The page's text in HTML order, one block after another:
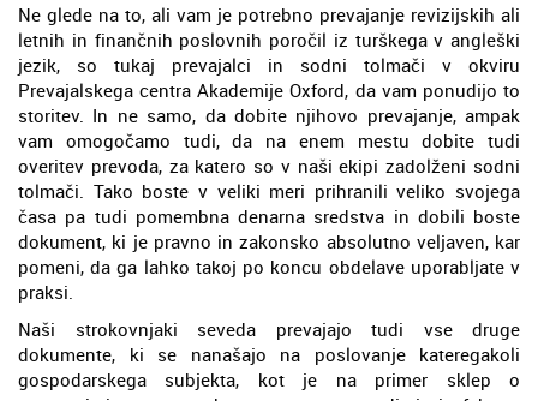
Ne glede na to, ali vam je potrebno prevajanje revizijskih ali
letnih in finančnih poslovnih poročil iz turškega v angleški
jezik, so tukaj prevajalci in sodni tolmači v okviru
Prevajalskega centra Akademije Oxford, da vam ponudijo to
storitev. In ne samo, da dobite njihovo prevajanje, ampak
vam omogočamo tudi, da na enem mestu dobite tudi
overitev prevoda, za katero so v naši ekipi zadolženi sodni
tolmači. Tako boste v veliki meri prihranili veliko svojega
časa pa tudi pomembna denarna sredstva in dobili boste
dokument, ki je pravno in zakonsko absolutno veljaven, kar
pomeni, da ga lahko takoj po koncu obdelave uporabljate v
praksi.
Naši strokovnjaki seveda prevajajo tudi vse druge
dokumente, ki se nanašajo na poslovanje kateregakoli
gospodarskega subjekta, kot je na primer sklep o